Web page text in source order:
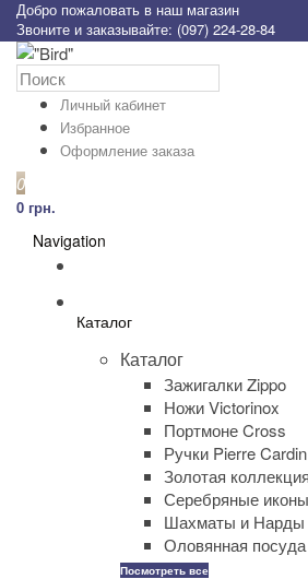
Добро пожаловать в наш магазин
Звоните и заказывайте: (097) 224-28-84
Личный кабинет
Избранное
Оформление заказа
0
0 грн.
Navigation
Каталог
Каталог
Зажигалки Zippo
Ножи Victorinox
Портмоне Cross
Ручки Pierre Cardin
Золотая
Серебряные
Шахматы и Нарды
Оловянная
Посмотреть все